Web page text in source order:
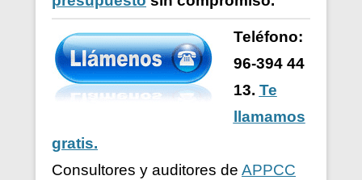
Teléfono:
96-394 44
13. Te
llamamos
gratis.
Consultores y auditores de APPCC